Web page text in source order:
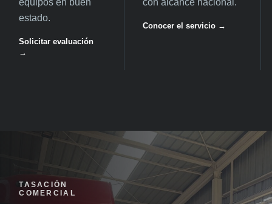
equipos en buen
estado.
Solicitar evaluación
→
con alcance nacional.
Conocer el servicio →
TASACIÓN
COMERCIAL